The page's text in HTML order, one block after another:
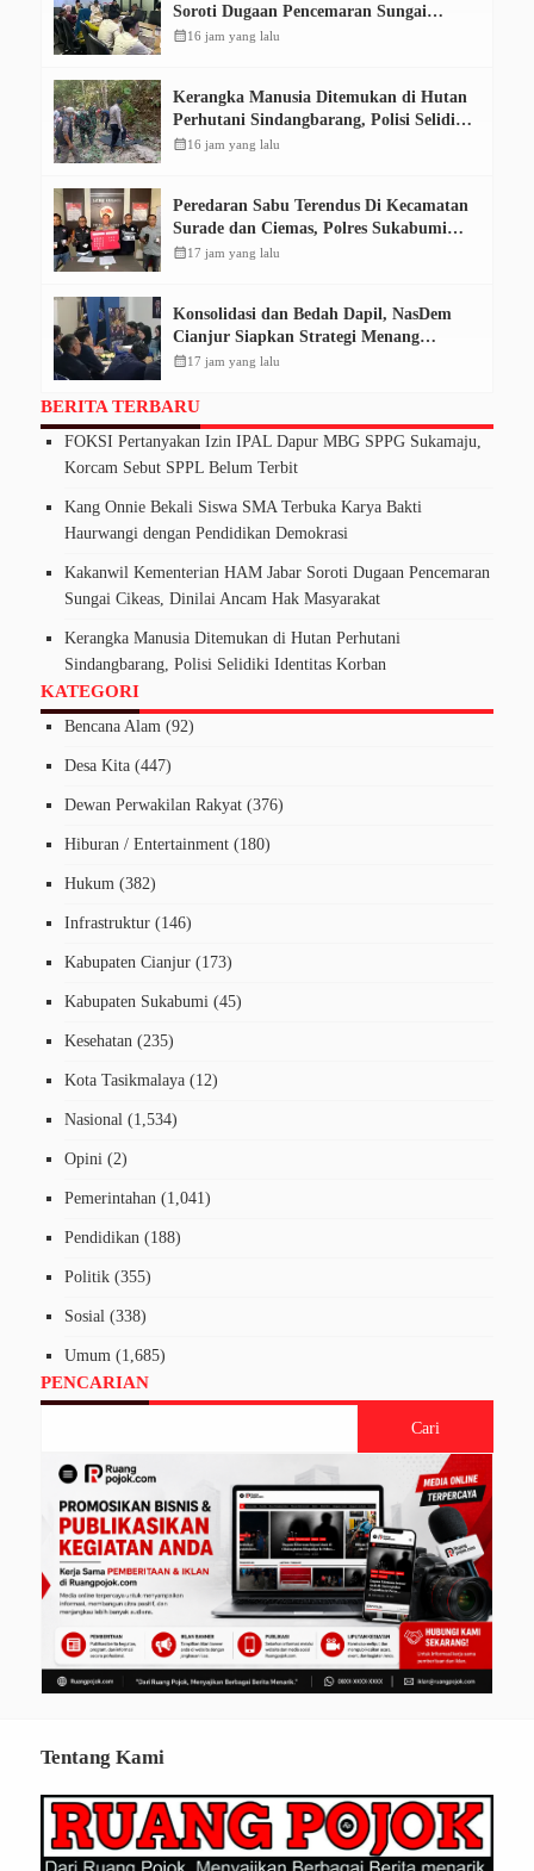
Soroti Dugaan Pencemaran Sungai
Cikeas, Dinilai Ancam Hak Masyarakat
calendar_month16 jam yang lalu
Kerangka Manusia Ditemukan di Hutan
Perhutani Sindangbarang, Polisi Selidiki
Identitas Korban
calendar_month16 jam yang lalu
Peredaran Sabu Terendus Di Kecamatan
Surade dan Ciemas, Polres Sukabumi
Tangkap Tiga Pelaku
calendar_month17 jam yang lalu
Konsolidasi dan Bedah Dapil, NasDem
Cianjur Siapkan Strategi Menang
Pemilu 2029
calendar_month17 jam yang lalu
BERITA TERBARU
FOKSI Pertanyakan Izin IPAL Dapur MBG SPPG Sukamaju,
Korcam Sebut SPPL Belum Terbit
Kang Onnie Bekali Siswa SMA Terbuka Karya Bakti
Haurwangi dengan Pendidikan Demokrasi
Kakanwil Kementerian HAM Jabar Soroti Dugaan Pencemaran
Sungai Cikeas, Dinilai Ancam Hak Masyarakat
Kerangka Manusia Ditemukan di Hutan Perhutani
Sindangbarang, Polisi Selidiki Identitas Korban
KATEGORI
Bencana Alam (92)
Desa Kita (447)
Dewan Perwakilan Rakyat (376)
Hiburan / Entertainment (180)
Hukum (382)
Infrastruktur (146)
Kabupaten Cianjur (173)
Kabupaten Sukabumi (45)
Kesehatan (235)
Kota Tasikmalaya (12)
Nasional (1,534)
Opini (2)
Pemerintahan (1,041)
Pendidikan (188)
Politik (355)
Sosial (338)
Umum (1,685)
PENCARIAN
Tentang Kami